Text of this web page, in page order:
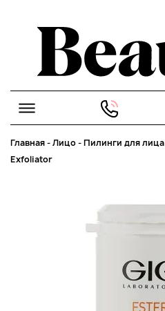
Главная-Лицо-Пилинги для лица
Exfoliator